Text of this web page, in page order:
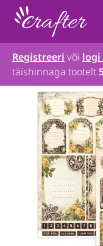
Registreeri või logi
täishinnaga tootelt